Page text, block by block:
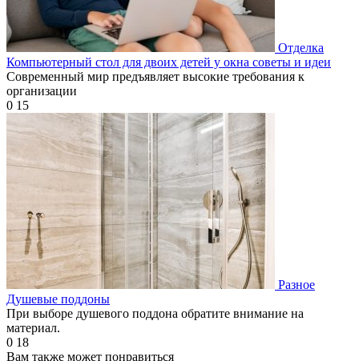
Отделка
Компьютерный стол для двоих детей у окна советы и идеи
Современный мир предъявляет высокие требования к
организации
0 15
Разное
Душевые поддоны
При выборе душевого поддона обратите внимание на
материал.
0 18
Вам также может понравиться